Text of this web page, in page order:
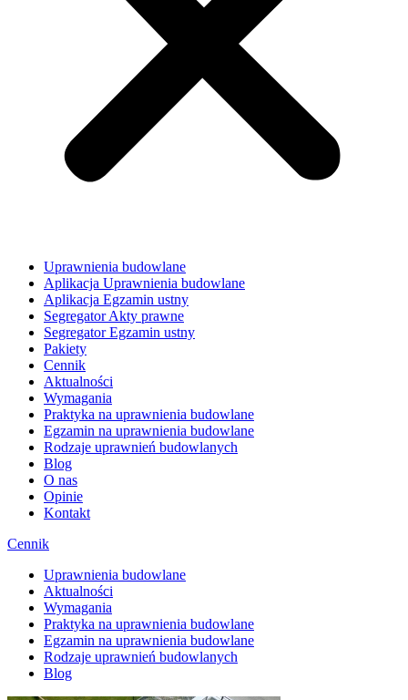
Uprawnienia budowlane
Aplikacja Uprawnienia budowlane
Aplikacja Egzamin ustny
Segregator Akty prawne
Segregator Egzamin ustny
Pakiety
Cennik
Aktualności
Wymagania
Praktyka na uprawnienia budowlane
Egzamin na uprawnienia budowlane
Rodzaje uprawnień budowlanych
Blog
O nas
Opinie
Kontakt
Cennik
Uprawnienia budowlane
Aktualności
Wymagania
Praktyka na uprawnienia budowlane
Egzamin na uprawnienia budowlane
Rodzaje uprawnień budowlanych
Blog